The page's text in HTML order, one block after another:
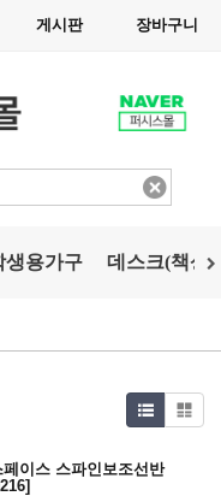
게시판 장바구니
생용가구 데스크(책상)
이스 스파인보조선반